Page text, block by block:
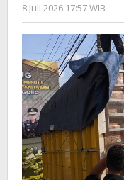
8 Juli 2026 17:57 WIB